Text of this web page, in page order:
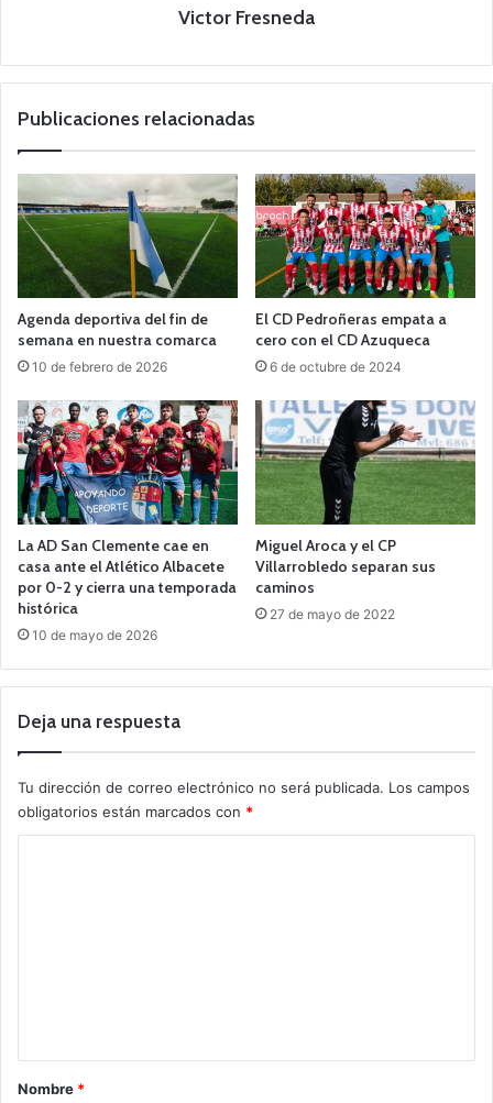
Victor Fresneda
Publicaciones relacionadas
Agenda deportiva del fin de
semana en nuestra comarca
10 de febrero de 2026
El CD Pedroñeras empata a
cero con el CD Azuqueca
6 de octubre de 2024
La AD San Clemente cae en
casa ante el Atlético Albacete
por 0-2 y cierra una temporada
histórica
10 de mayo de 2026
Miguel Aroca y el CP
Villarrobledo separan sus
caminos
27 de mayo de 2022
Deja una respuesta
Tu dirección de correo electrónico no será publicada. Los campos
obligatorios están marcados con *
rNombre *